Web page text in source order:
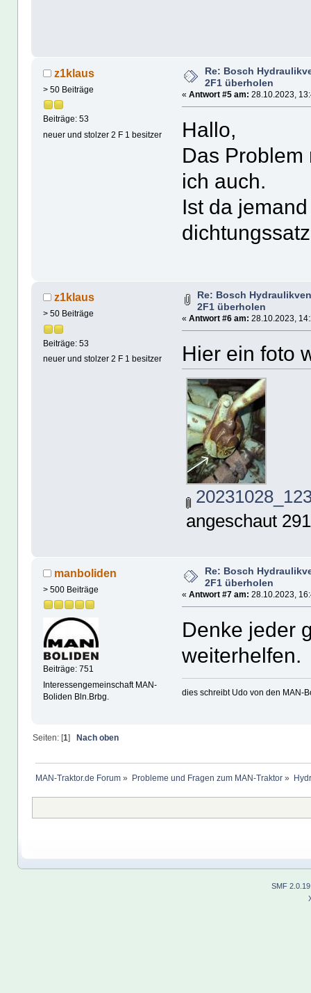
z1klaus
> 50 Beiträge
Beiträge: 53
neuer und stolzer 2 F 1 besitzer
Re: Bosch
2F1 überholen
«Antwort #5 am: 28.10.2023,
Hallo,
Das
ich auch.
Ist da
z1klaus
> 50 Beiträge
Beiträge: 53
neuer und stolzer 2 F 1 besitzer
Re: Bosch
2F1 überholen
«Antwort #6 am: 28.10.2023,
Hier ein foto
angeschaut
manboliden
> 500 Beiträge
Beiträge: 751
Interessengemeinschaft MAN-
Boliden Bln.Brbg.
Re: Bosch
2F1 überholen
«Antwort #7 am: 28.10.2023,
Denke jeder
weiterhelfen.
dies schreibt Udo von den MAN-
Seiten: [1] Nach oben
MAN-Traktor.de Forum » Probleme und Fragen zum MAN-Traktor »
SMF 2.0.19